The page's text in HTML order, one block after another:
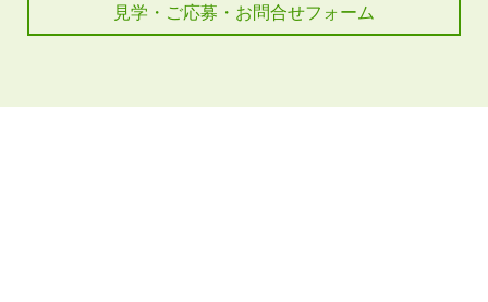
見学・ご応募・お問合せフォーム